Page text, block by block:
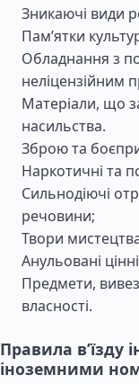
Зникаючі види
Пам’ятки
Обладнання з
неліцензійним
Матеріали, що
насильства.
Зброю та
Наркотичні та
Сильнодіючі
речовини;
Твори
Анульовані
Предмети,
власності.
Правила в’їзду
іноземними